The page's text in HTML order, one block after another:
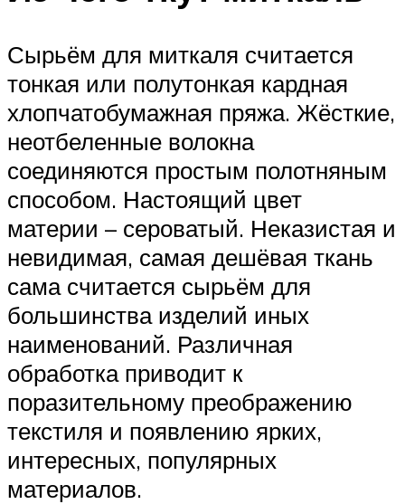
Сырьём для миткаля считается
тонкая или полутонкая кардная
хлопчатобумажная пряжа. Жёсткие,
неотбеленные волокна
соединяются простым полотняным
способом. Настоящий цвет
материи – сероватый. Неказистая и
невидимая, самая дешёвая ткань
сама считается сырьём для
большинства изделий иных
наименований. Различная
обработка приводит к
поразительному преображению
текстиля и появлению ярких,
интересных, популярных
материалов.